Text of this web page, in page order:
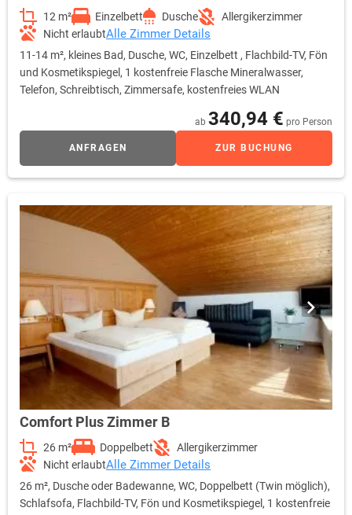
12 m² Einzelbett Dusche
Allergikerzimmer
Nicht erlaubtAlle Zimmer Details
11-14 m², kleines Bad, Dusche, WC, Einzelbett , Flachbild-TV, Fön
und Kosmetikspiegel, 1 kostenfreie Flasche Mineralwasser,
Telefon, Schreibtisch, Zimmersafe, kostenfreies WLAN
ab 340,94 € pro Person
ANFRAGEN ZUR BUCHUNG
Comfort Plus Zimmer B
26 m² Doppelbett
Allergikerzimmer
Nicht erlaubtAlle Zimmer Details
26 m², Dusche oder Badewanne, WC, Doppelbett (Twin möglich),
Schlafsofa, Flachbild-TV, Fön und Kosmetikspiegel, 1 kostenfreie